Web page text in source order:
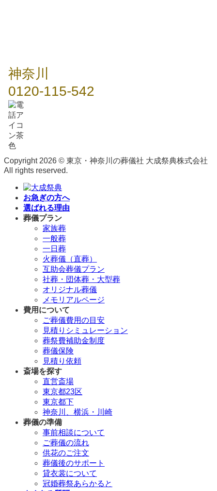
神奈川
0120-115-542
Copyright 2026 © 東京・神奈川の葬儀社 大成祭典株式会社
All rights reserved.
お急ぎの方へ
選ばれる理由
葬儀プラン
家族葬
一般葬
一日葬
火葬儀（直葬）
互助会葬儀プラン
社葬・団体葬・大型葬
オリジナル葬儀
メモリアルページ
費用について
ご葬儀費用の目安
見積りシミュレーション
葬祭費補助金制度
葬儀保険
見積り依頼
斎場を探す
直営斎場
東京都23区
東京都下
神奈川、横浜・川崎
葬儀の準備
事前相談について
ご葬儀の流れ
供花のご注文
葬儀後のサポート
貸衣裳について
冠婚葬祭あらかると